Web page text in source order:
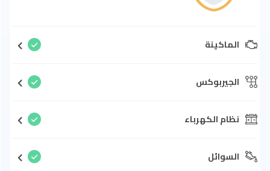
الماكينة
الجيربوكس
نظام الكهرباء
السوائل